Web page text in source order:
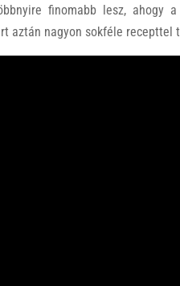
finomabb lesz, ahogy
aztán nagyon sokféle recepttel